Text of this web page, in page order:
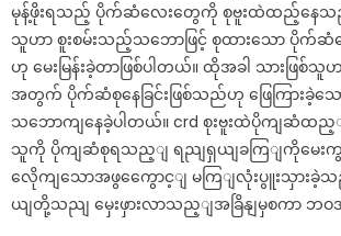
မုန့်ဖိုးရသည့် ပိုက်ဆံလေးတွေကို စုဗူးထဲထည့်နေသည့်
သူဟာ စူးစမ်းသည့်သဘောဖြင့် စုထားသော ပိုက်
ဟု မေးမြန်းခဲ့တာဖြစ်ပါတယ်။ ထိုအခါ သားဖြစ်
အတွက် ပိုက်ဆံစုနေခြင်းဖြစ်သည်ဟု ဖြေကြားခဲ့သ
သဘောကျနေခဲ့ပါတယ်။ crd စုးဗူးထဲပိုကျဆံထ
သူကို ပိုကျဆံစုရသည့ျ ရညျရှယျခကြျကိုမေးကွ
လေိုကျသောအဖွကွေောင့ျ မကြျလုံးပွူးသှားခဲ့
ယျတို့သညျ မှေးဖှားလာသည့ျအခြိနျမှစကာ ဘဝ